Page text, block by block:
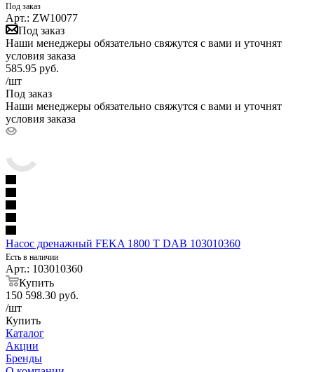
Под заказ
Арт.: ZW10077
Под заказ
Наши менеджеры обязательно свяжутся с вами и уточнят
условия заказа
585.95 руб.
/шт
Под заказ
Наши менеджеры обязательно свяжутся с вами и уточнят
условия заказа
Насос дренажный FEKA 1800 T DAB 103010360
Есть в наличии
Арт.: 103010360
Купить
150 598.30 руб.
/шт
Купить
Каталог
Акции
Бренды